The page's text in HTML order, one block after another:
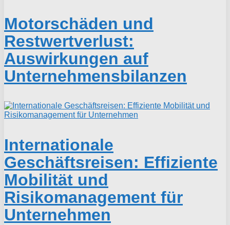
Motorschäden und
Restwertverlust:
Auswirkungen auf
Unternehmensbilanzen
Internationale
Geschäftsreisen: Effiziente
Mobilität und
Risikomanagement für
Unternehmen